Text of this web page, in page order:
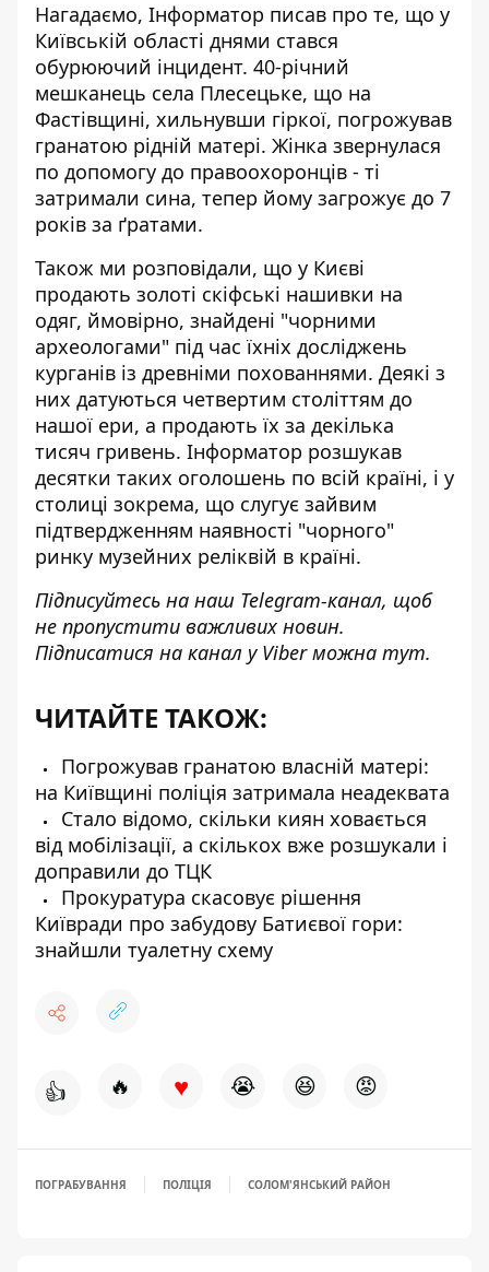
Нагадаємо, Інформатор писав про те, що у
Київській області днями стався
обурюючий інцидент. 40-річний
мешканець села Плесецьке, що на
Фастівщині, хильнувши гіркої, погрожував
гранатою рідній матері. Жінка звернулася
по допомогу до правоохоронців - ті
затримали сина, тепер йому загрожує до 7
років за ґратами.
Також ми розповідали, що у Києві
продають золоті скіфські нашивки на
одяг, ймовірно, знайдені "чорними
археологами" під час їхніх досліджень
курганів із древніми похованнями. Деякі з
них датуються четвертим століттям до
нашої ери, а продають їх за декілька
тисяч гривень. Інформатор розшукав
десятки таких оголошень по всій країні, і у
столиці зокрема, що слугує зайвим
підтвердженням наявності "чорного"
ринку музейних реліквій в країні.
Підписуйтесь на наш Telegram-канал, щоб
не пропустити важливих новин.
Підписатися на канал у Viber можна тут.
ЧИТАЙТЕ ТАКОЖ:
Погрожував гранатою власній матері:
на Київщині поліція затримала неадеквата
Стало відомо, скільки киян ховається
від мобілізації, а скількох вже розшукали і
доправили до ТЦК
Прокуратура скасовує рішення
Київради про забудову Батиєвої гори:
знайшли туалетну схему
👍 🔥 ♥ 😭 😆 😡
ПОГРАБУВАННЯ ПОЛІЦІЯ СОЛОМ'ЯНСЬКИЙ РАЙОН